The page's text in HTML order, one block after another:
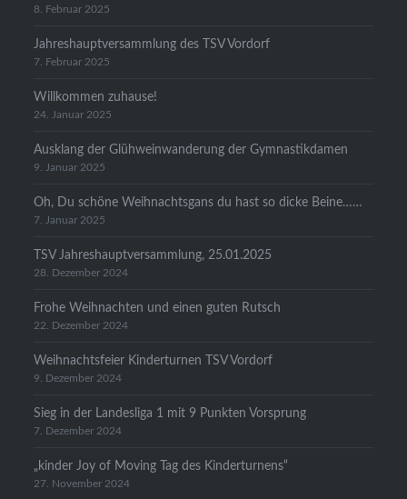
8. Februar 2025
Jahreshauptversammlung des TSV Vordorf
7. Februar 2025
Willkommen zuhause!
24. Januar 2025
Ausklang der Glühweinwanderung der Gymnastikdamen
9. Januar 2025
Oh, Du schöne Weihnachtsgans du hast so dicke Beine……
7. Januar 2025
TSV Jahreshauptversammlung, 25.01.2025
28. Dezember 2024
Frohe Weihnachten und einen guten Rutsch
22. Dezember 2024
Weihnachtsfeier Kinderturnen TSV Vordorf
9. Dezember 2024
Sieg in der Landesliga 1 mit 9 Punkten Vorsprung
7. Dezember 2024
„kinder Joy of Moving Tag des Kinderturnens“
27. November 2024